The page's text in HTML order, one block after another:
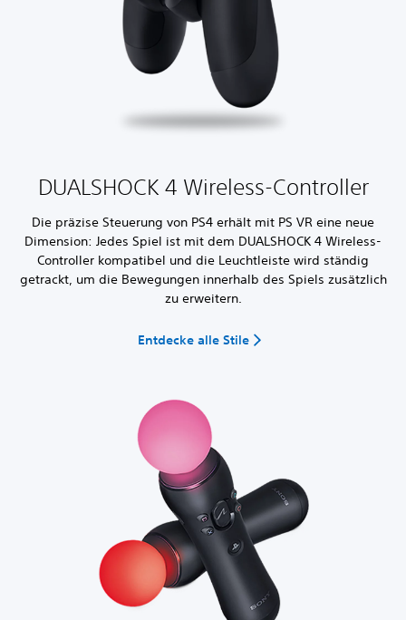
DUALSHOCK 4 Wireless-Controller
Die präzise Steuerung von PS4 erhält mit PS VR eine neue
Dimension: Jedes Spiel ist mit dem DUALSHOCK 4 Wireless-
Controller kompatibel und die Leuchtleiste wird ständig
getrackt, um die Bewegungen innerhalb des Spiels zusätzlich
zu erweitern.
Entdecke alle Stile